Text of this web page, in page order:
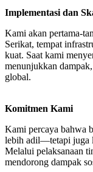
Implementasi dan
Kami akan pertama-
Serikat, tempat
kuat. Saat kami
menunjukkan
global.
Komitmen Kami
Kami percaya bahwa
lebih adil—tetapi juga
Melalui pelaksanaan
mendorong dampak